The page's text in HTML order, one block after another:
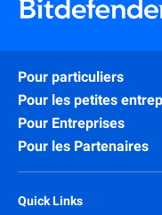
Pour particuliers
Pour les petites
Pour Entreprises
Pour les Partenaires
Quick Links